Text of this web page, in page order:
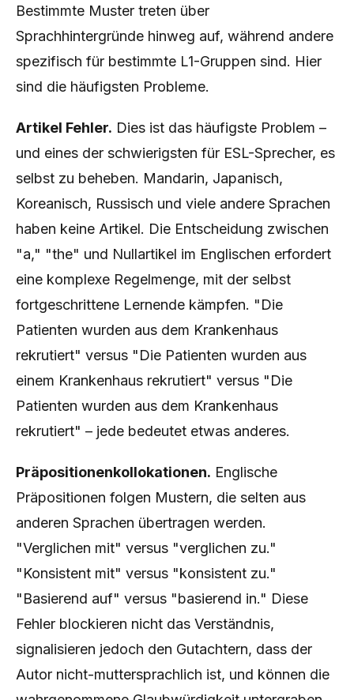
Bestimmte Muster treten über
Sprachhintergründe hinweg auf, während andere
spezifisch für bestimmte L1-Gruppen sind. Hier
sind die häufigsten Probleme.
Artikel Fehler. Dies ist das häufigste Problem –
und eines der schwierigsten für ESL-Sprecher, es
selbst zu beheben. Mandarin, Japanisch,
Koreanisch, Russisch und viele andere Sprachen
haben keine Artikel. Die Entscheidung zwischen
"a," "the" und Nullartikel im Englischen erfordert
eine komplexe Regelmenge, mit der selbst
fortgeschrittene Lernende kämpfen. "Die
Patienten wurden aus dem Krankenhaus
rekrutiert" versus "Die Patienten wurden aus
einem Krankenhaus rekrutiert" versus "Die
Patienten wurden aus dem Krankenhaus
rekrutiert" – jede bedeutet etwas anderes.
Präpositionenkollokationen. Englische
Präpositionen folgen Mustern, die selten aus
anderen Sprachen übertragen werden.
"Verglichen mit" versus "verglichen zu."
"Konsistent mit" versus "konsistent zu."
"Basierend auf" versus "basierend in." Diese
Fehler blockieren nicht das Verständnis,
signalisieren jedoch den Gutachtern, dass der
Autor nicht-muttersprachlich ist, und können die